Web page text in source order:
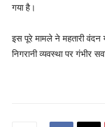
गया है।
इस पूरे मामले ने महतारी वंदन
निगरानी व्यवस्था पर गंभीर